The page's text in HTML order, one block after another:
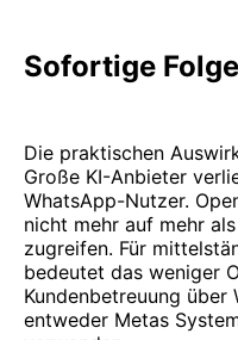
Sofortige
Die praktischen
Große KI-Anbieter
WhatsApp-Nutzer.
nicht mehr auf mehr
zugreifen. Für
bedeutet das weniger
Kundenbetreuung über
entweder Metas